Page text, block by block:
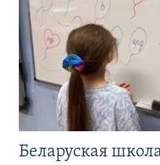
Беларуская